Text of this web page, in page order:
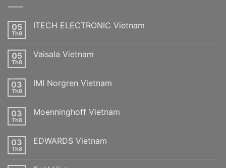
05
Th8
ITECH ELECTRONIC Vietnam
luận
Vietnam
05
Th8
Vaisala Vietnam
luận
03
Th8
IMI Norgren Vietnam
luận
Vietnam
03
Th8
Moenninghoff Vietnam
luận
03
Th8
EDWARDS Vietnam